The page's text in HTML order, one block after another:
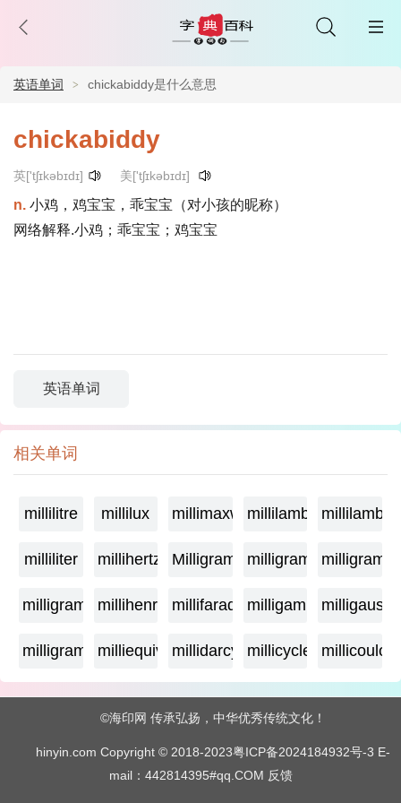
英语单词 chickabiddy是什么意思
chickabiddy
英['tʃɪkəbɪdɪ] 美['tʃɪkəbɪdɪ]
n. 小鸡，鸡宝宝，乖宝宝（对小孩的昵称）
网络解释.小鸡；乖宝宝；鸡宝宝
英语单词
相关单词
millilitre millilux millimaxwellmillilambda
milliliter millihertz Milligramagemilligrame
milligrammemillihenry millifarad milligammamilligauss
milligram milliequivalentmillidarcy millicycle
©海印网 传承弘扬，中华优秀传统文化！
hinyin.com Copyright © 2018-2023粤ICP备2024184932号-3 E-
mail：442814395#qq.COM 反馈